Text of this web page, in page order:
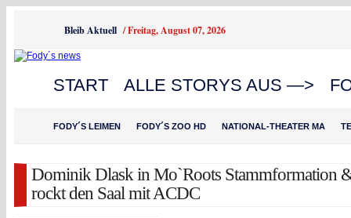
Bleib Aktuell /Freitag, August 07, 2026
START ALLE STORYS AUS —>
FODY´S LEIMEN FODY´S ZOO HD NATIONAL-THEATER MA
Dominik Dlask in Mo`Roots Stammformation
rockt den Saal mit ACDC